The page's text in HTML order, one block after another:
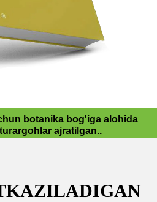
botanika bog'iga alohida
ajratilgan..